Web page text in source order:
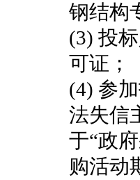
钢结构
(3) 投
可证；
(4) 参
法失信
于“政
购活动